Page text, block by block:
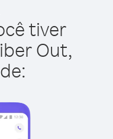
tiver
Out,